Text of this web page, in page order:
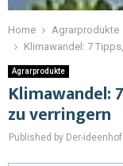
Home
Agrarprodukte
Klimawandel: 7
Agrarprodukte
Klimawandel:
zu verringern
Published by Der-